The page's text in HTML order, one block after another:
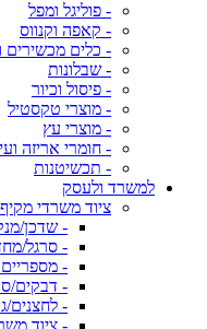
- פוליגל ומפל
- קאפה וקנווס
- כלים מכשירים
- שבלונות
- פיסול וכיור
- מוצרי טקסטיל
- מוצרי עץ
- חומרי אריזה
- תכשיטנות
למשרד ולעסק
ציוד משרדי מקיף
- שדכן/
- סרגל/
- מספריים
- דבקים/
- לחצנים/
- ציוד